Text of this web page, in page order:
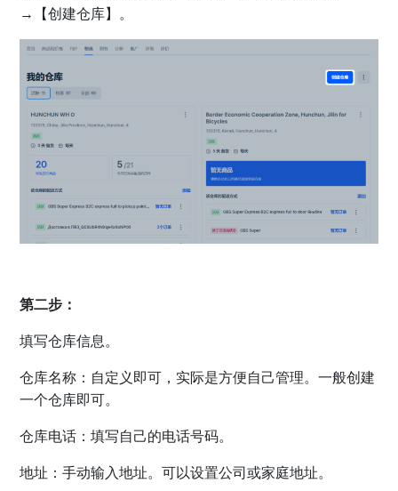
→【创建仓库】。
第二步：
填写仓库信息。
仓库名称：自定义即可，实际是方便自己管理。一般创建
一个仓库即可。
仓库电话：填写自己的电话号码。
地址：手动输入地址。可以设置公司或家庭地址。